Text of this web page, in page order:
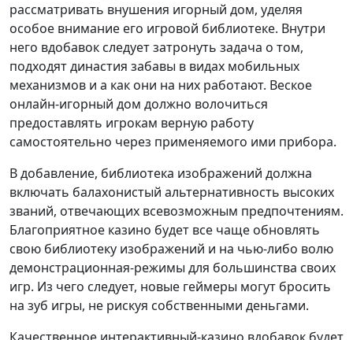
рассматривать внушения игорный дом, уделяя
особое внимание его игровой библиотеке. Внутри
него вдобавок следует затронуть задача о том,
подходят династия забавы в видах мобильных
механизмов и а как они на них работают. Веское
онлайн-игорный дом должно волочиться
предоставлять игрокам верную работу
самостоятельно через применяемого ими прибора.
В добавление, библиотека изображений должна
включать балахонистый альтернативность высоких
званий, отвечающих всевозможным предпочтениям.
Благоприятное казино будет все чаще обновлять
свою библиотеку изображений и на чью-либо волю
демонстрационная-режимы для большинства своих
игр. Из чего следует, новые геймеры могут бросить
на зуб игры, не рискуя собственными деньгами.